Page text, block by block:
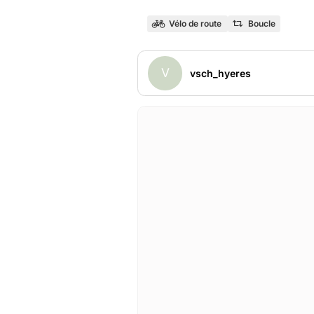
Vélo de route Boucle
V vsch_hyeres